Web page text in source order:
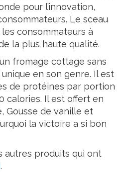
pour l’innovation,
Le sceau
consommateurs à
la plus haute qualité.
fromage cottage sans
en son genre. Il est
de protéines par portion
calories. Il est offert en
Gousse de vanille et
la victoire a si bon
autres produits qui ont
.